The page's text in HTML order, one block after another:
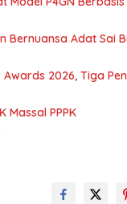
Bernuansa Adat Sai
2026, Tiga
Massal PPPK